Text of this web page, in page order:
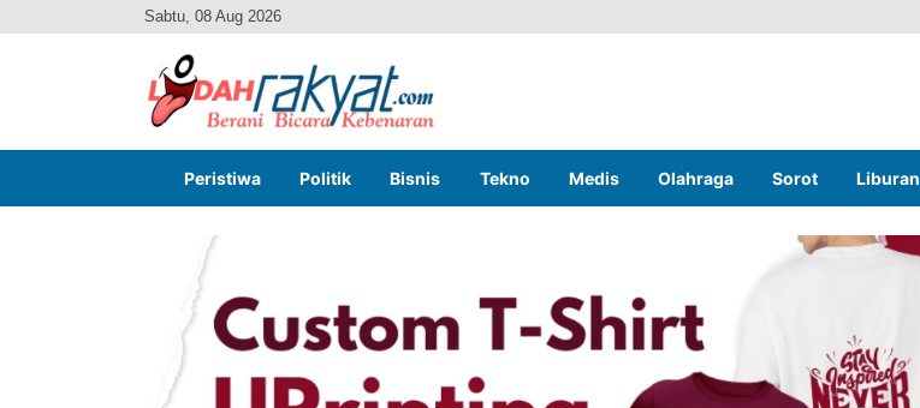
Sabtu, 08 Aug 2026
Peristiwa Politik Bisnis Tekno Medis Olahraga Sorot Liburan